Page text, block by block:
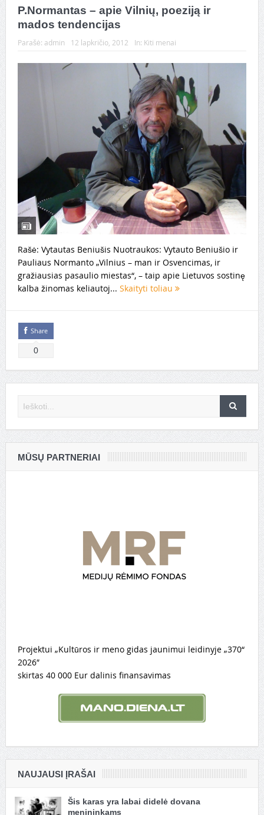
P.Normantas – apie Vilnių, poeziją ir
mados tendencijas
Parašė: admin 12 lapkričio, 2012 In: Kiti menai
Rašė: Vytautas Beniušis Nuotraukos: Vytauto Beniušio ir
Pauliaus Normanto „Vilnius – man ir Osvencimas, ir
gražiausias pasaulio miestas“, – taip apie Lietuvos sostinę
kalba žinomas keliautoj... Skaityti toliau
Share
0
MŪSŲ PARTNERIAI
Projektui „Kultūros ir meno gidas jaunimui leidinyje „370“
2026″
skirtas 40 000 Eur dalinis finansavimas
NAUJAUSI ĮRAŠAI
Šis karas yra labai didelė dovana
menininkams